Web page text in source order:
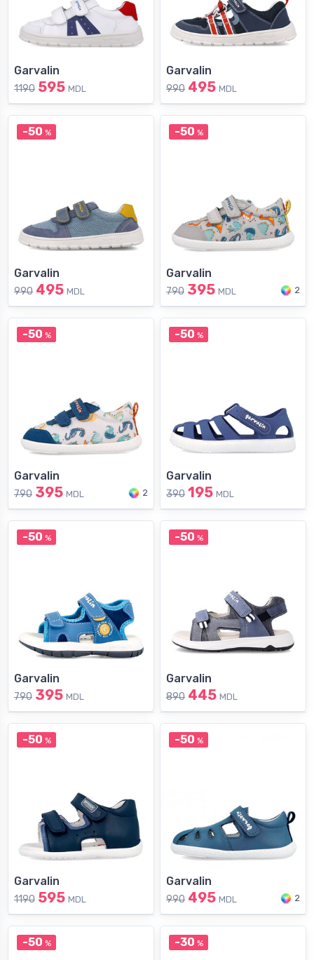
Garvalin
1190 595 MDL
Garvalin
990 495 MDL
-50 %
Garvalin
990 495 MDL
-50 %
Garvalin
790 395 MDL 2
-50 %
Garvalin
790 395 MDL 2
-50 %
Garvalin
390 195 MDL
-50 %
Garvalin
790 395 MDL
-50 %
Garvalin
890 445 MDL
-50 %
Garvalin
1190 595 MDL
-50 %
Garvalin
990 495 MDL 2
-50 % -30 %